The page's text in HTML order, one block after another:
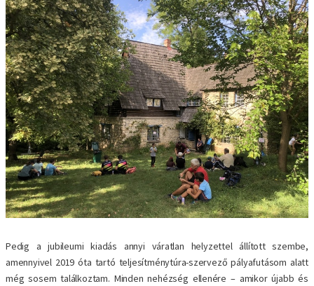
Pedig a jubileumi kiadás annyi váratlan helyzettel állított szembe,
amennyivel 2019 óta tartó teljesítménytúra-szervező pályafutásom alatt
még sosem találkoztam. Minden nehézség ellenére – amikor újabb és